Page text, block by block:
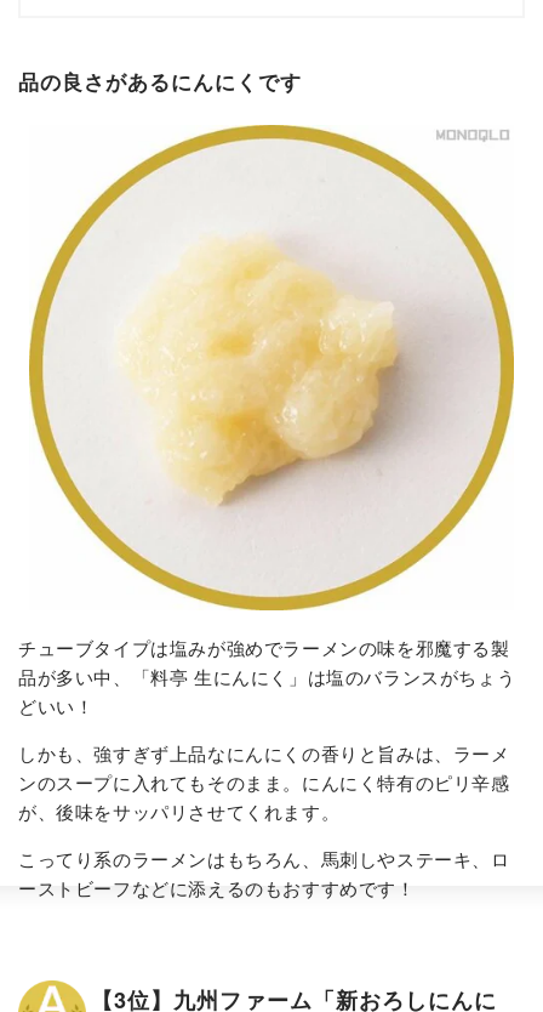
品の良さがあるにんにくです
チューブタイプは塩みが強めでラーメンの味を邪魔する製
品が多い中、「料亭 生にんにく」は塩のバランスがちょう
どいい！
しかも、強すぎず上品なにんにくの香りと旨みは、ラーメ
ンのスープに入れてもそのまま。にんにく特有のピリ辛感
が、後味をサッパリさせてくれます。
こってり系のラーメンはもちろん、馬刺しやステーキ、ロ
ーストビーフなどに添えるのもおすすめです！
【3位】九州ファーム「新おろしにんに